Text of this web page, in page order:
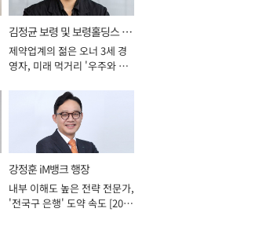
김정균 보령 및 보령홀딩스 대
표이사 사장
제약업계의 젊은 오너 3세 경
영자, 미래 먹거리 '우주와 헬
강정훈 iM뱅크 행장
내부 이해도 높은 전략 전문가,
'전국구 은행' 도약 속도 [2026